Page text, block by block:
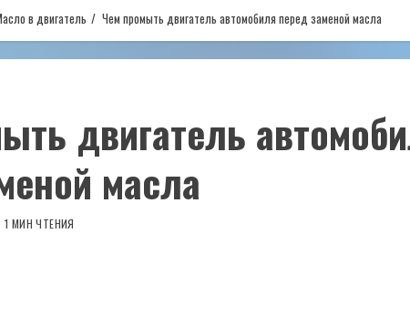
в двигатель Чем промыть двигатель автомобиля перед заменой масла
двигатель
масла
1 МИН ЧТЕНИЯ